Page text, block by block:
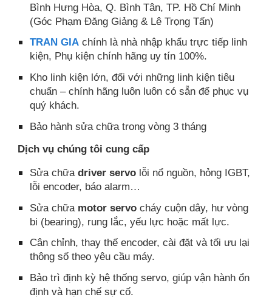
Bình Hưng Hòa, Q. Bình Tân, TP. Hồ Chí Minh
(Góc Phạm Đăng Giảng & Lê Trọng Tấn)
TRAN GIA chính là nhà nhập khẩu trực tiếp linh
kiện, Phụ kiện chính hãng uy tín 100%.
Kho linh kiện lớn, đối với những linh kiện tiêu
chuẩn – chính hãng luôn luôn có sẵn để phục vụ
quý khách.
Bảo hành sửa chữa trong vòng 3 tháng
Dịch vụ chúng tôi cung cấp
Sửa chữadriver servo lỗi nổ nguồn, hỏng IGBT,
lỗi encoder, báo alarm…
Sửa chữa motor servo cháy cuộn dây, hư vòng
bi (bearing), rung lắc, yếu lực hoặc mất lực.
Cân chỉnh, thay thế encoder, cài đặt và tối ưu lại
thông số theo yêu cầu máy.
Bảo trì định kỳ hệ thống servo, giúp vận hành ổn
định và hạn chế sự cố.